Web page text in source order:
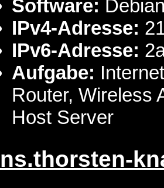
Software:
IPv4-Adresse:
IPv6-Adresse:
Aufgabe:
Router, Wireless
Host Server
ns.thorsten-